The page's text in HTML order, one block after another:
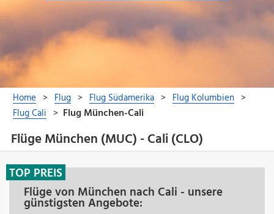
Flüge München (MUC) - Cali (CLO)
Flüge von München nach Cali - unsere
günstigsten Angebote:
TOP PREIS